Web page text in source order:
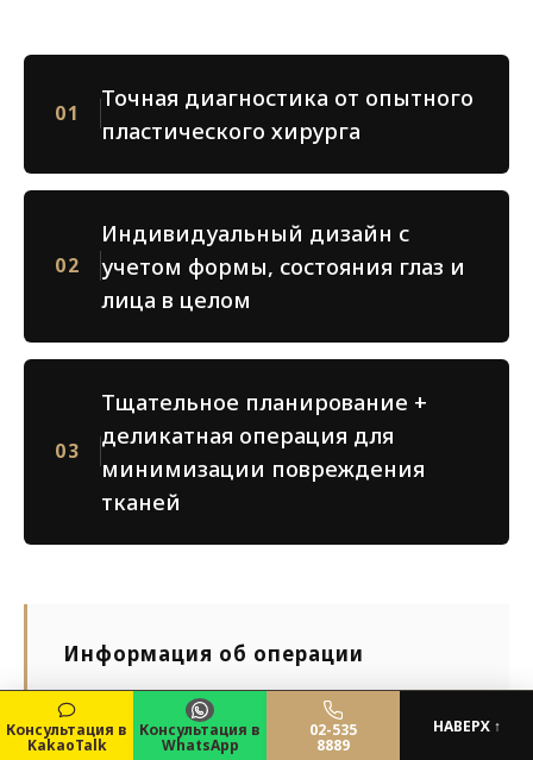
01
Точная диагностика от опытного
пластического хирурга
02
Индивидуальный дизайн с
учетом формы, состояния глаз и
лица в целом
03
Тщательное планирование +
деликатная операция для
минимизации повреждения
тканей
Информация об операции
После операции, в зависимости от
индивидуальных особенностей, могут
Консультация в
KakaoTalk
Консультация в
WhatsApp
02-535
8889
НАВЕРХ ↑